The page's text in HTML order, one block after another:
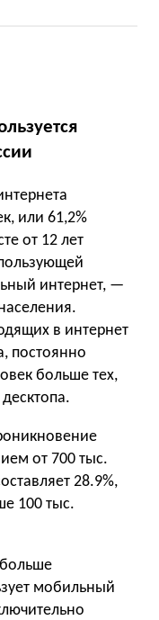
или 61,2%
от 12 лет
интернет, —
в интернет
постоянно
больше тех,
от 700 тыс.
28.9%,
100 тыс.
мобильный